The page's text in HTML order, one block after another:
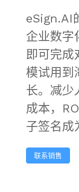
eSign.AI
企业数字
即可完成
模试用到
长。减少
成本，
子签名成
联系销售